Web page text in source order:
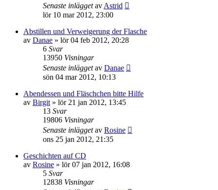
Senaste inläggetav Astrid
lör 10 mar 2012, 23:00
Abstillen und Verweigerung der Flasche
av Danae » lör 04 feb 2012, 20:28
6 Svar
13950 Visningar
Senaste inläggetav Danae
sön 04 mar 2012, 10:13
Abendessen und Fläschchen bitte Hilfe
av Birgit » lör 21 jan 2012, 13:45
13 Svar
19806 Visningar
Senaste inläggetav Rosine
ons 25 jan 2012, 21:35
Geschichten auf CD
av Rosine » lör 07 jan 2012, 16:08
5 Svar
12838 Visningar